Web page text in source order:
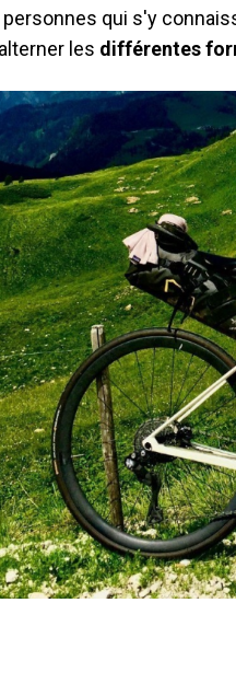
qui s'y
les différentes